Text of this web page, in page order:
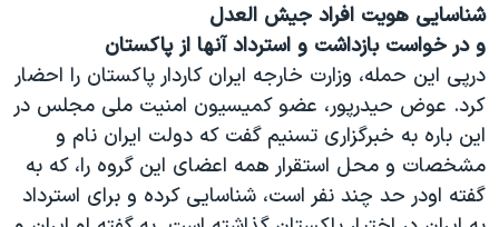
شناسایی هویت افراد جیش العدل
و در خواست بازداشت و استرداد آنها از پاکستان
درپی این حمله، وزارت خارجه ایران کاردار پاکستان را احضار
کرد. عوض حیدرپور، عضو کمیسیون امنیت ملی مجلس در
این باره به خبرگزاری تسنیم گفت که دولت ایران نام و
مشخصات و محل استقرار همه اعضای این گروه را، که به
گفته اودر حد چند نفر است، شناسایی کرده و برای استرداد